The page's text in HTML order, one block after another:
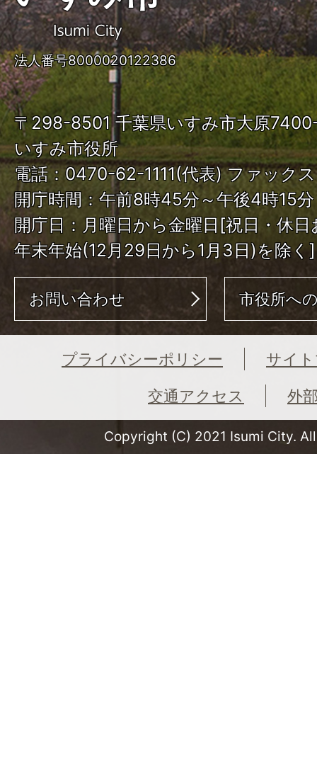
す
み
市
ISUMI
City
法人番号8000020122386
〒298-8501 千葉県いすみ市大原
いすみ市役所
電話：0470-62-1111(代表) ファック
開庁時間：午前8時45分～午後4時15分
開庁日：月曜日から金曜日[祝日・休日
年末年始(12月29日から1月3日)を除く]
お問い合わせ 市役所へ
プライバシーポリシー
サイ
交通アクセス
外
Copyright (C) 2021 Isumi City.